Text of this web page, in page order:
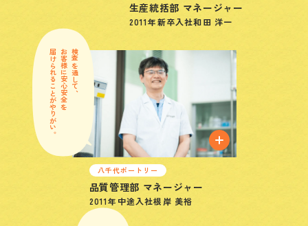
生産統括部 マネージャー
2011年新卒入社和田 洋一
八千代ポートリー
品質管理部 マネージャー
2011年 中途入社根岸 美裕
検査を通して、
お客様に安心安全を
届けられることがやりがい。